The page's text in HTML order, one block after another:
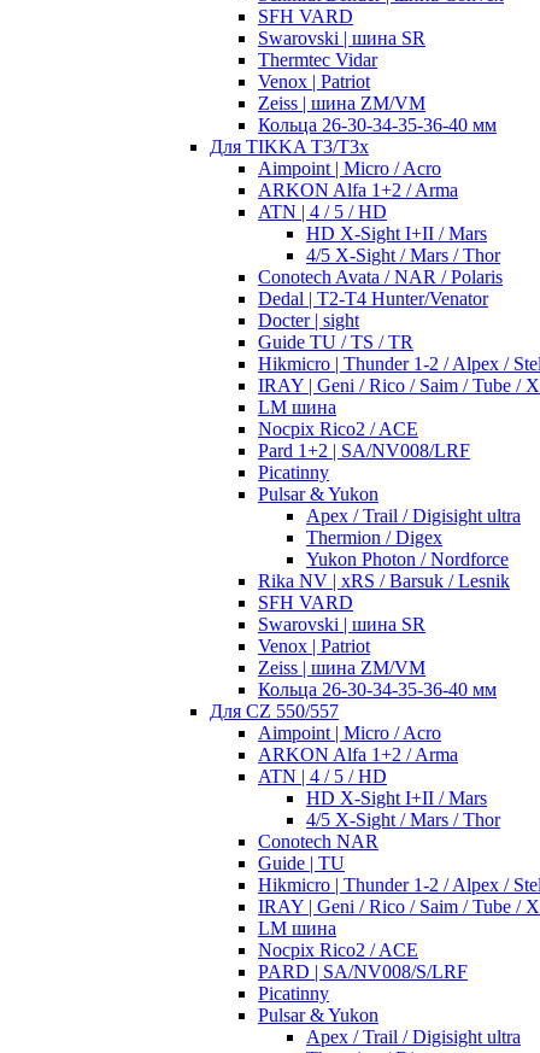
SFH VARD
Swarovski | шина SR
Thermtec Vidar
Venox | Patriot
Zeiss | шина ZM/VM
Кольца 26-30-34-35-36-40 мм
Для TIKKA T3/T3x
Aimpoint | Micro / Acro
ARKON Alfa 1+2 / Arma
ATN | 4 / 5 / HD
HD X-Sight I+II / Mars
4/5 X-Sight / Mars / Thor
Conotech Avata / NAR / Polaris
Dedal | T2-T4 Hunter/Venator
Docter | sight
Guide TU / TS / TR
Hikmicro | Thunder 1-2 / Alpex /
IRAY | Geni / Rico / Saim / Tube /
LM шина
Nocpix Rico2 / ACE
Pard 1+2 | SA/NV008/LRF
Picatinny
Pulsar & Yukon
Apex / Trail / Digisight ultra
Thermion / Digex
Yukon Photon / Nordforce
Rika NV | xRS / Barsuk / Lesnik
SFH VARD
Swarovski | шина SR
Venox | Patriot
Zeiss | шина ZM/VM
Кольца 26-30-34-35-36-40 мм
Для CZ 550/557
Aimpoint | Micro / Acro
ARKON Alfa 1+2 / Arma
ATN | 4 / 5 / HD
HD X-Sight I+II / Mars
4/5 X-Sight / Mars / Thor
Conotech NAR
Guide | TU
Hikmicro | Thunder 1-2 / Alpex /
IRAY | Geni / Rico / Saim / Tube /
LM шина
Nocpix Rico2 / ACE
PARD | SA/NV008/S/LRF
Picatinny
Pulsar & Yukon
Apex / Trail / Digisight ultra